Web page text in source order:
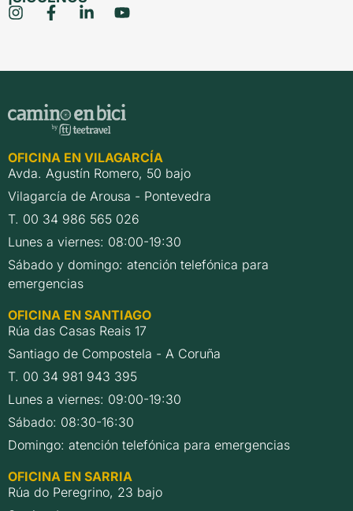
OFICINA EN VILAGARCÍA
Avda. Agustín Romero, 50 bajo
Vilagarcía de Arousa - Pontevedra
T. 00 34 986 565 026
Lunes a viernes: 08:00-19:30
Sábado y domingo: atención telefónica para
emergencias
OFICINA EN SANTIAGO
Rúa das Casas Reais 17
Santiago de Compostela - A Coruña
T. 00 34 981 943 395
Lunes a viernes: 09:00-19:30
Sábado: 08:30-16:30
Domingo: atención telefónica para emergencias
OFICINA EN SARRIA
Rúa do Peregrino, 23 bajo